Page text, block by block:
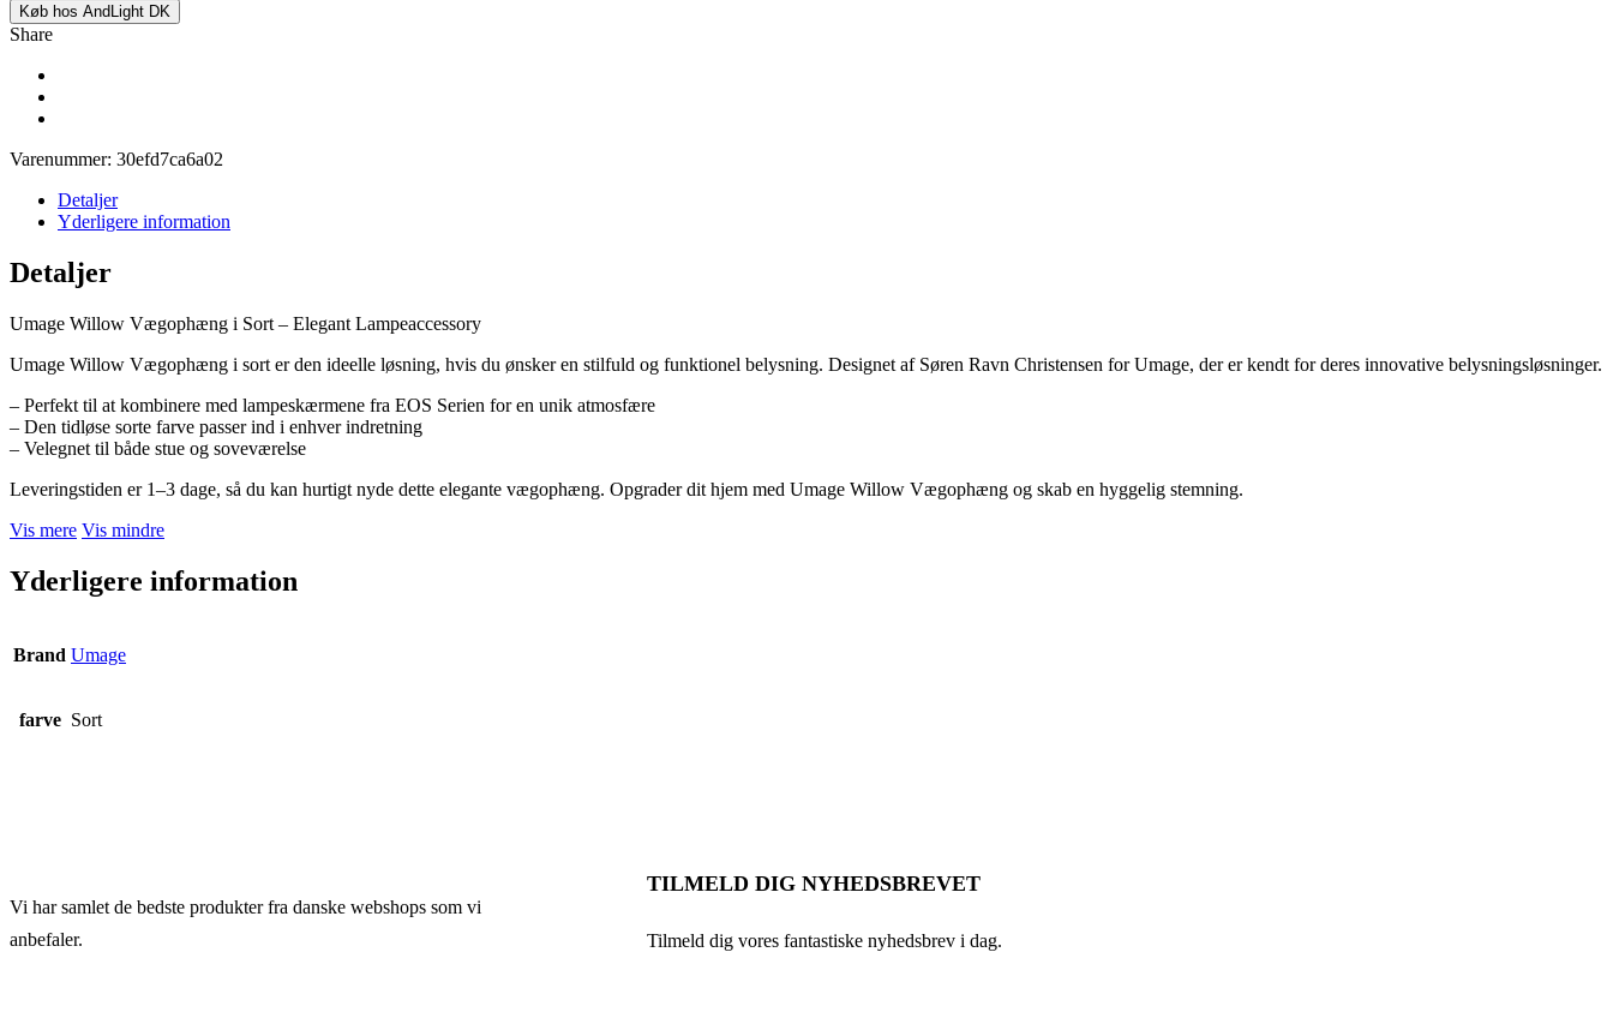
Køb hos AndLight DK
Share
Varenummer: 30efd7ca6a02
Detaljer
Yderligere information
Detaljer
Umage Willow Vægophæng i Sort – Elegant Lampeaccessory
Umage Willow Vægophæng i sort er den ideelle løsning, hvis du ønsker en stilfuld og funktionel belysning. Designet af Søren Ravn Christensen for Umage, der er kendt for deres innovative belysningsløsninger.
– Perfekt til at kombinere med lampeskærmene fra EOS Serien for en unik atmosfære
– Den tidløse sorte farve passer ind i enhver indretning
– Velegnet til både stue og soveværelse
Leveringstiden er 1–3 dage, så du kan hurtigt nyde dette elegante vægophæng. Opgrader dit hjem med Umage Willow Vægophæng og skab en hyggelig stemning.
Vis mere Vis mindre
Yderligere information
Brand Umage
farve Sort
Vi har samlet de bedste produkter fra danske webshops som vi
anbefaler.
TILMELD DIG NYHEDSBREVET
Tilmeld dig vores fantastiske nyhedsbrev i dag.